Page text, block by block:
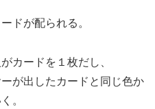
ドが配られる。
カードを１枚だし、
出したカードと同じ色か
。